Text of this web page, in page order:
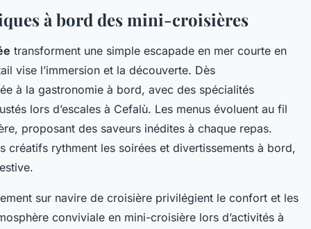
à bord des mini-croisières
transforment une simple escapade en mer courte en
vise l’immersion et la découverte. Dès
à la gastronomie à bord, avec des spécialités
lors d’escales à Cefalù. Les menus évoluent au fil
proposant des saveurs inédites à chaque repas.
créatifs rythment les soirées et divertissements à bord,
sur navire de croisière privilégient le confort et les
conviviale en mini-croisière lors d’activités à